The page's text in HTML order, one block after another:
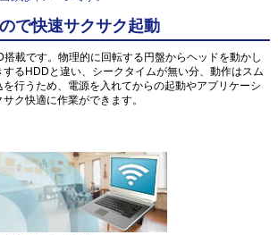
で快速サクサク起動
搭載です。物理的に回転する円盤からヘッドを動かし
るHDDと違い、シークタイムが無い分、動作はスム
行うため、電源を入れてからの起動やアプリケーシ
ク快適に作業ができます。